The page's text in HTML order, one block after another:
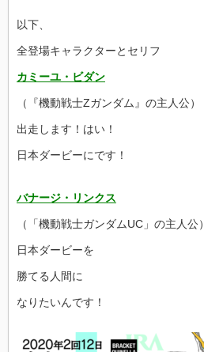
以下、
全登場キャラクターとセリフ
カミーユ・ビダン
（『機動戦士Ζガンダム』の主人公）
出走します！はい！
日本ダービーにです！
バナージ・リンクス
（「機動戦士ガンダムUC」の主人公）
日本ダービーを
勝てる人間に
なりたいんです！